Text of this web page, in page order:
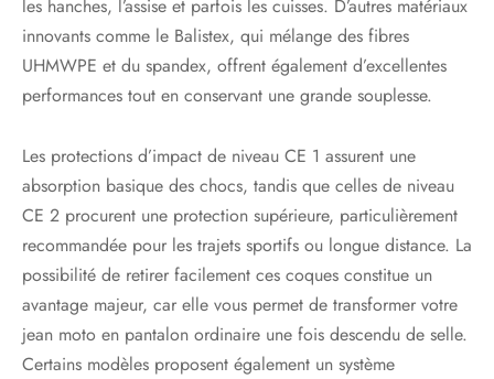
les hanches, l’assise et parfois les cuisses. D’autres matériaux
innovants comme le Balistex, qui mélange des fibres
UHMWPE et du spandex, offrent également d’excellentes
performances tout en conservant une grande souplesse.
Les protections d’impact de niveau CE 1 assurent une
absorption basique des chocs, tandis que celles de niveau
CE 2 procurent une protection supérieure, particulièrement
recommandée pour les trajets sportifs ou longue distance. La
possibilité de retirer facilement ces coques constitue un
avantage majeur, car elle vous permet de transformer votre
jean moto en pantalon ordinaire une fois descendu de selle.
Certains modèles proposent également un système